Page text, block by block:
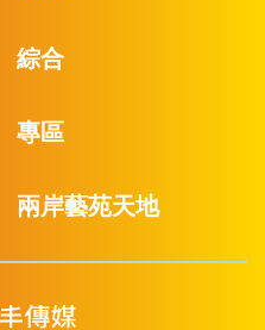
綜合
專區
兩岸藝苑天地